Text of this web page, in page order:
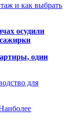
и как выбрать
осудили
один
для